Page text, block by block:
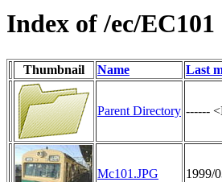
Index of /ec/
Thumbnail Name Last
Parent Directory ------
Mc101.JPG 1999/